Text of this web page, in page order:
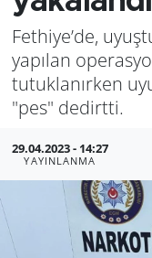
Fethiye’de,
yapılan
tutuklanırken
"pes" dedirtti.
29.04.2023 - 14:27
YAYINLANMA
EĞİTİM
EKONOMİ
GENEL
GÜNDEM
HABERDE
Tüm
Son Dakika
Haber Arşivi